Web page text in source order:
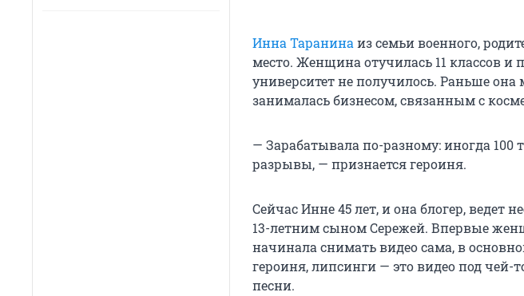
Инна Таранина из семьи военного,
место. Женщина отучилась 11 классов и
университет не получилось. Раньше она
занималась бизнесом, связанным с
— Зарабатывала по-разному: иногда
разрывы, — признается героиня.
Сейчас Инне 45 лет, и она блогер, ведет
13-летним сыном Сережей. Впервые
начинала снимать видео сама, в
героиня, липсинги — это видео под чей-
песни.